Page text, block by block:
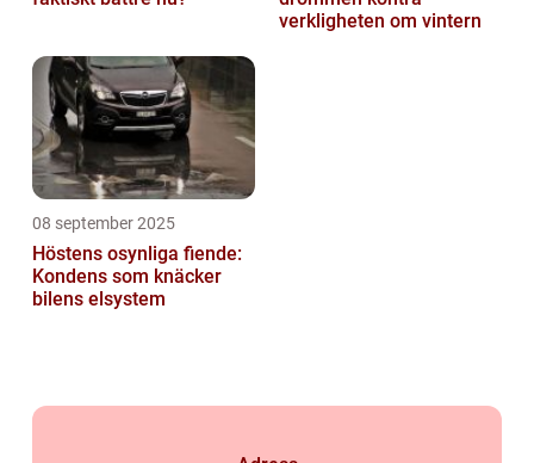
verkligheten om vintern
08 september 2025
Höstens osynliga fiende:
Kondens som knäcker
bilens elsystem